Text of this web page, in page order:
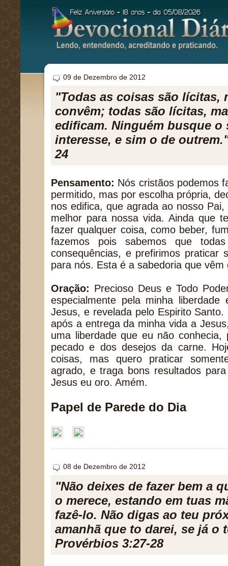
09 de Dezembro de 2012
"Todas as coisas são lícitas,
convêm; todas são lícitas,
edificam. Ninguém busque o
interesse, e sim o de
24
Pensamento: Nós cristãos podemos
permitido, mas por escolha própria,
nos edifica, que agrada ao nosso
melhor para nossa vida. Ainda que
fazer qualquer coisa, como beber,
fazemos pois sabemos que
consequências, e prefirimos praticar
para nós. Esta é a sabedoria que
Oração: Precioso Deus e Todo
especialmente pela minha liberdade
Jesus, e revelada pelo Espirito
após a entrega da minha vida a
uma liberdade que eu não
pecado e dos desejos da carne.
coisas, mas quero praticar
agrado, e traga bons resultados
Jesus eu oro. Amém.
Papel de Parede do Dia
08 de Dezembro de 2012
"Não deixes de fazer bem a
o merece, estando em tuas
fazê-lo. Não digas ao teu
amanhã que to darei, se já o
Provérbios 3:27-28